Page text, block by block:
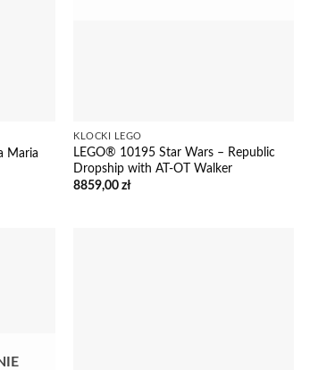
Maria
KLOCKI LEGO
LEGO® 10195 Star Wars – Republic
Dropship with AT-OT Walker
8859,00zł